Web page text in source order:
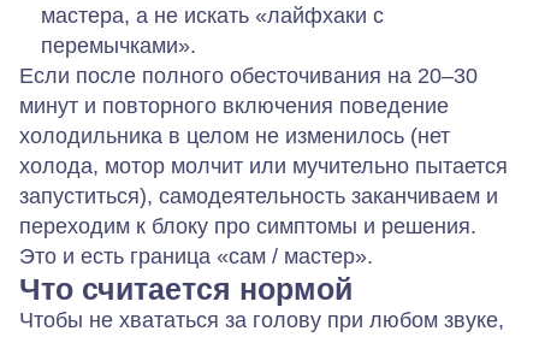
мастера, а не искать «лайфхаки с
перемычками».
Если после полного обесточивания на 20–30
минут и повторного включения поведение
холодильника в целом не изменилось (нет
холода, мотор молчит или мучительно пытается
запуститься), самодеятельность заканчиваем и
переходим к блоку про симптомы и решения.
Это и есть граница «сам / мастер».
Что считается нормой
Чтобы не хвататься за голову при любом звуке,